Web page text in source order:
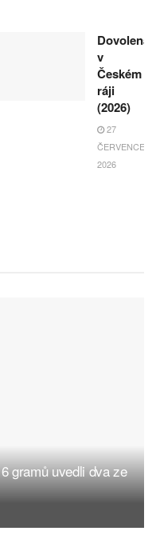
Dovolená
v
Českém
ráji
(2026)
27
ČERVENCE,
2026
gramů uvedli dva ze